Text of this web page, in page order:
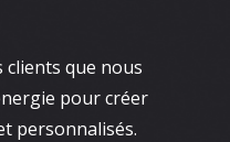
clients que nous
pour créer
personnalisés.